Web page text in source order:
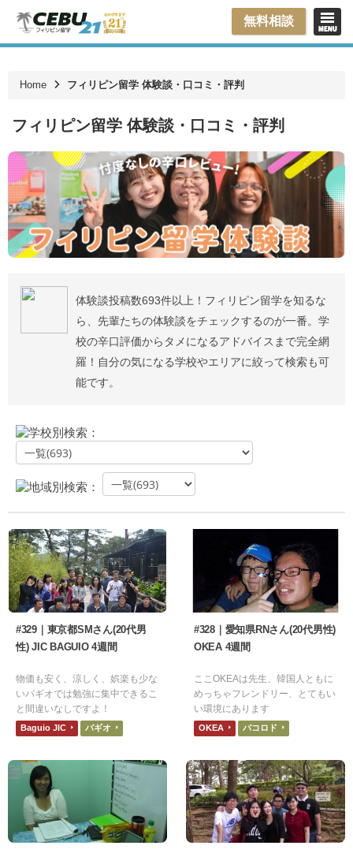
無料相談
Home フィリピン留学 体験談・口コミ・評判
フィリピン留学 体験談・口コミ・評判
体験談投稿数693件以上！フィリピン留学を知るな
ら、先輩たちの体験談をチェックするのが一番。学
校の辛口評価からタメになるアドバイスまで完全網
羅！自分の気になる学校やエリアに絞って検索も可
能です。
学校別検索：
地域別検索：
#329｜東京都SMさん(20代男
性) JIC BAGUIO 4週間
物価も安く、涼しく、娯楽も少な
いバギオでは勉強に集中できるこ
と間違いなしですよ！
Baguio JIC バギオ
#328｜愛知県RNさん(20代男性)
OKEA 4週間
ここOKEAは先生、韓国人ともに
めっちゃフレンドリー、とてもい
い環境にあります
OKEA バコロド